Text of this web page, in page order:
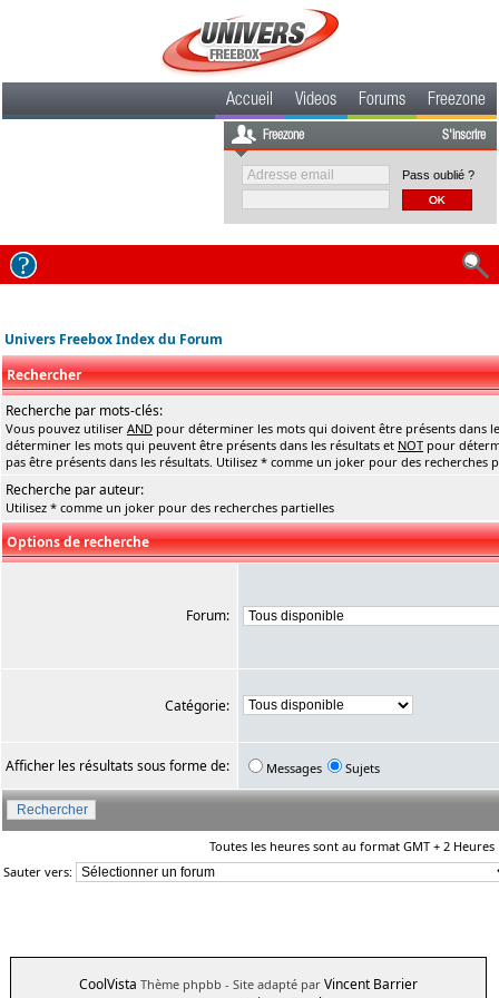
Accueil Videos Forums Freezone
Freezone S'inscrire
Pass oublié ?
Univers Freebox Index du Forum
Rechercher
Recherche par mots-clés:
Vous pouvez utiliser AND pour déterminer les mots qui doivent être présents dans
déterminer les mots qui peuvent être présents dans les résultats et NOT pour
pas être présents dans les résultats. Utilisez * comme un joker pour des recherches
Recherche par auteur:
Utilisez * comme un joker pour des recherches partielles
Options de recherche
Forum:
Catégorie:
Afficher les résultats sous forme de: Messages Sujets
Toutes les heures sont au format GMT + 2 Heures
Sauter vers:
CoolVista Thème phpbb - Site adapté par Vincent Barrier